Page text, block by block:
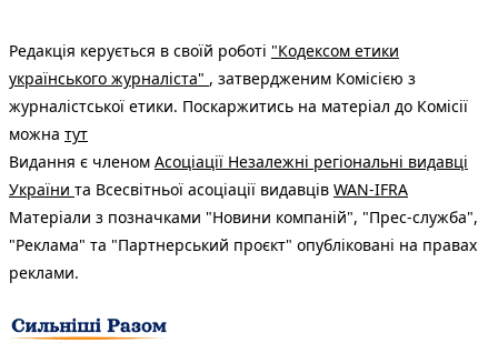
Редакція керується в своїй роботі "Кодексом етики
українського журналіста" , затвердженим Комісією з
журналістської етики. Поскаржитись на матеріал до Комісії
можна тут
Видання є членом Асоціації Незалежні регіональні видавці
України та Всесвітньої асоціації видавців WAN-IFRA
Матеріали з позначками "Новини компаній", "Прес-служба",
"Реклама" та "Партнерський проєкт" опубліковані на правах
реклами.